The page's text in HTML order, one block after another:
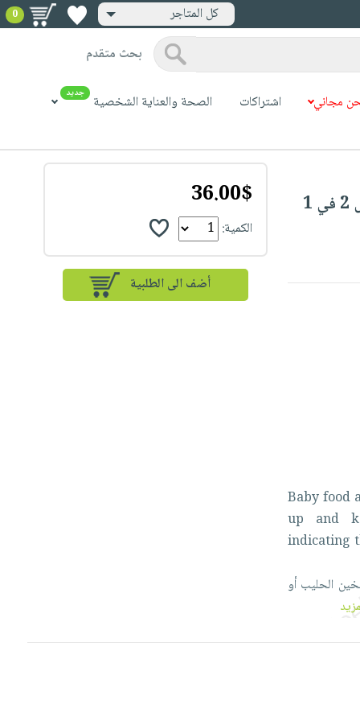
كل المتاجر 0
بحث متقدم
مجاني اشتراكات الصحة والعناية الشخصية جديد
Warmer - جهاز تدفئة طعام ورضاعات الأطفال 2 في 1
Babyfood
up and
indicating
الحليبأو
36.00$
الكمية: